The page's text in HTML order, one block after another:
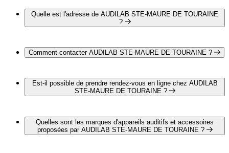
Quelle est l'adresse de AUDILAB STE-MAURE DE TOURAINE
?
Centre commercial Intermarché, 37800 Sainte Maure De
Touraine
Comment contacter AUDILAB STE-MAURE DE TOURAINE ?
TOURAINE par téléphone au 02 47 65 05 15
Est-il possible de prendre rendez-vous en ligne chez AUDILAB
STE-MAURE DE TOURAINE ?
AUDILAB STE-MAURE DE TOURAINE pour un bilan
auditif complet et gratuit en cliquant sur le lien suivant :
https://www.audilab.fr/centre/audioprothesiste-sainte-maure-
Quelles sont les marques d'appareils auditifs et accessoires
proposées par AUDILAB STE-MAURE DE TOURAINE ?